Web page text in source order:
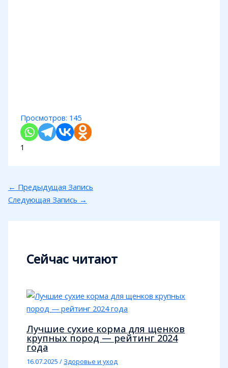
Просмотров: 145
1
← Предыдущая Запись
Следующая Запись →
Сейчас читают
Лучшие сухие корма для щенков
крупных пород — рейтинг 2024
года
16.07.2025/ Здоровье и уход